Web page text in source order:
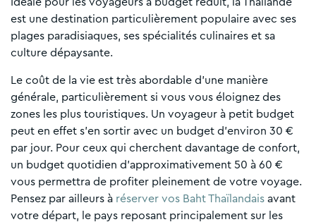
Idéale pour les voyageurs à budget réduit, la Thaïlande
est une destination particulièrement populaire avec ses
plages paradisiaques, ses spécialités culinaires et sa
culture dépaysante.
Le coût de la vie est très abordable d’une manière
générale, particulièrement si vous vous éloignez des
zones les plus touristiques. Un voyageur à petit budget
peut en effet s’en sortir avec un budget d’environ 30 €
par jour. Pour ceux qui cherchent davantage de confort,
un budget quotidien d’approximativement 50 à 60 €
vous permettra de profiter pleinement de votre voyage.
Pensez par ailleurs à réserver vos Baht Thaïlandais avant
votre départ, le pays reposant principalement sur les